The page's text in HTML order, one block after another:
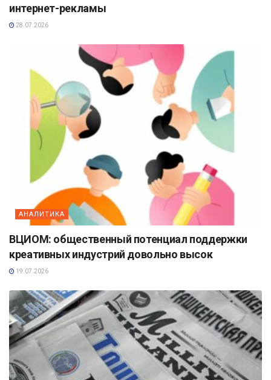
интернет-рекламы
28.07.2026
АНАЛИТИКА
ВЦИОМ: общественный потенциал поддержки
креативных индустрий довольно высок
19.07.2026